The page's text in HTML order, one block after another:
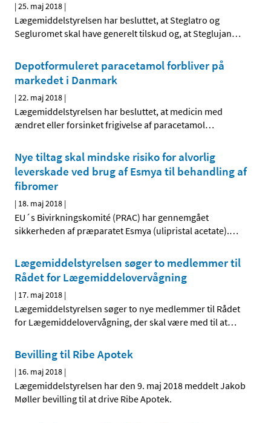
|25. maj 2018 |
Lægemiddelstyrelsen har besluttet, at Steglatro og
Segluromet skal have generelt tilskud og, at Steglujan…
Depotformuleret paracetamol forbliver på
markedet i Danmark
|22. maj 2018 |
Lægemiddelstyrelsen har besluttet, at medicin med
ændret eller forsinket frigivelse af paracetamol…
Nye tiltag skal mindske risiko for alvorlig
leverskade ved brug af Esmya til behandling af
fibromer
| 18. maj 2018 |
EU´s Bivirkningskomité (PRAC) har gennemgået
sikkerheden af præparatet Esmya (ulipristal acetate).…
Lægemiddelstyrelsen søger to medlemmer til
Rådet for Lægemiddelovervågning
| 17. maj 2018 |
Lægemiddelstyrelsen søger to nye medlemmer til Rådet
for Lægemiddelovervågning, der skal være med til at…
Bevilling til Ribe Apotek
| 16. maj 2018 |
Lægemiddelstyrelsen har den 9. maj 2018 meddelt Jakob
Møller bevilling til at drive Ribe Apotek.